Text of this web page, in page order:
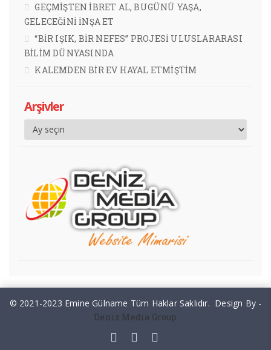
GEÇMİŞTEN İBRET AL, BUGÜNÜ YAŞA,
GELECEĞİNİ İNŞA ET
“BİR IŞIK, BİR NEFES” PROJESİ ULUSLARARASI
BİLİM DÜNYASINDA
KALEMDEN BİR EV HAYAL ETMİŞTİM
Arşivler
© 2021-2023 Emine Gülname Tüm Haklar Saklıdır. Design By -
Deniz Media Group